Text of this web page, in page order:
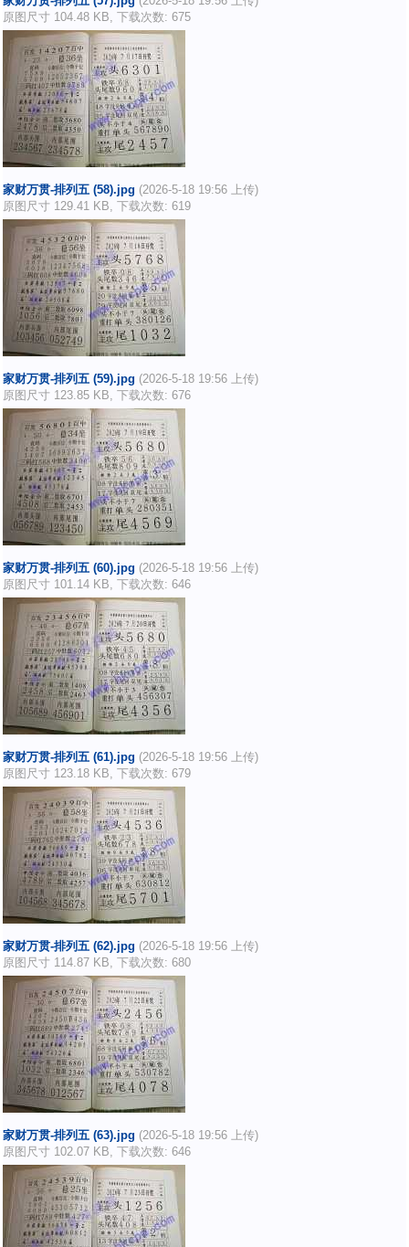
原图尺寸 104.48 KB, 下载次数: 675
家财万贯-排列五 (58).jpg (2026-5-18 19:56 上传)
原图尺寸 129.41 KB, 下载次数: 619
家财万贯-排列五 (59).jpg (2026-5-18 19:56 上传)
原图尺寸 123.85 KB, 下载次数: 676
家财万贯-排列五 (60).jpg (2026-5-18 19:56 上传)
原图尺寸 101.14 KB, 下载次数: 646
家财万贯-排列五 (61).jpg (2026-5-18 19:56 上传)
原图尺寸 123.18 KB, 下载次数: 679
家财万贯-排列五 (62).jpg (2026-5-18 19:56 上传)
原图尺寸 114.87 KB, 下载次数: 680
家财万贯-排列五 (63).jpg (2026-5-18 19:56 上传)
原图尺寸 102.07 KB, 下载次数: 646